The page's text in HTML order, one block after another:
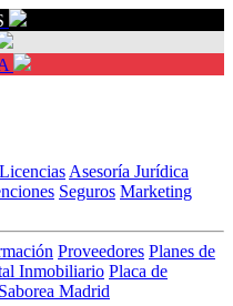
Asesoría Jurídica
Seguros Marketing
Proveedores Planes de
Inmobiliario Placa de
Madrid